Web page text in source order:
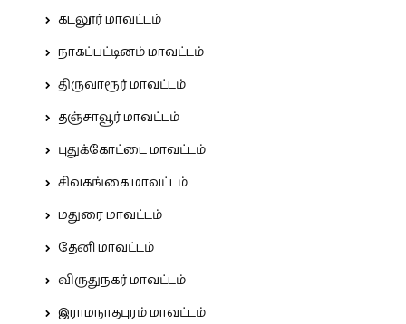
கடலூர் மாவட்டம்
நாகப்பட்டினம் மாவட்டம்
திருவாரூர் மாவட்டம்
தஞ்சாவூர் மாவட்டம்
புதுக்கோட்டை மாவட்டம்
சிவகங்கை மாவட்டம்
மதுரை மாவட்டம்
தேனி மாவட்டம்
விருதுநகர் மாவட்டம்
இராமநாதபுரம் மாவட்டம்